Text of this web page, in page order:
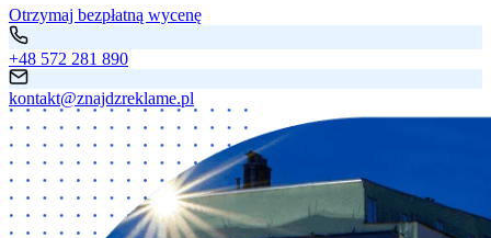
Otrzymaj bezpłatną wycenę
+48 572 281 890
kontakt@znajdzreklame.pl